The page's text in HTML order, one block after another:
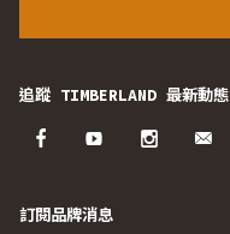
追蹤 TIMBERLAND 最新動態
訂閱品牌消息